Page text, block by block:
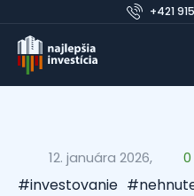
+421
12. januára 2026,
#investovanie